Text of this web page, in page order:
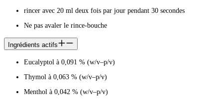
rincer avec 20 ml deux fois par jour pendant 30 secondes
Ne pas avaler le rince-bouche
Ingrédients actifs
Eucalyptol à 0,091 % (w/v–p/v)
Thymol à 0,063 % (w/v–p/v)
Menthol à 0,042 % (w/v–p/v)